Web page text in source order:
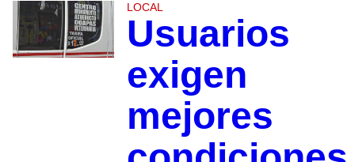
LOCAL
Usuarios
exigen
mejores